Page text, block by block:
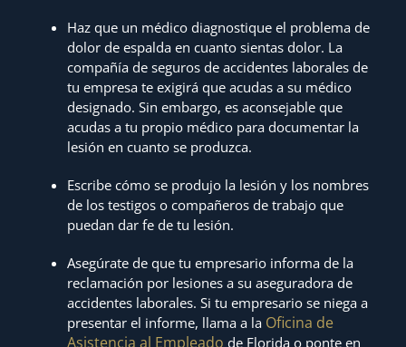
Haz que un médico diagnostique el problema de
dolor de espalda en cuanto sientas dolor. La
compañía de seguros de accidentes laborales de
tu empresa te exigirá que acudas a su médico
designado. Sin embargo, es aconsejable que
acudas a tu propio médico para documentar la
lesión en cuanto se produzca.
Escribe cómo se produjo la lesión y los nombres
de los testigos o compañeros de trabajo que
puedan dar fe de tu lesión.
Asegúrate de que tu empresario informa de la
reclamación por lesiones a su aseguradora de
accidentes laborales. Si tu empresario se niega a
presentar el informe, llama a la Oficina de
Asistencia al Empleado de Florida o ponte en